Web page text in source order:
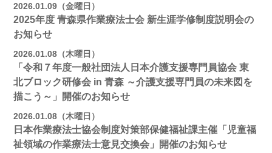
2026.01.09（金曜日）
2025年度 青森県作業療法士会 新生涯学修制度説明会の
お知らせ
2026.01.08（木曜日）
「令和７年度一般社団法人日本介護支援専門員協会 東
北ブロック研修会 in 青森 ～介護支援専門員の未来図を
描こう～」開催のお知らせ
2026.01.08（木曜日）
日本作業療法士協会制度対策部保健福祉課主催「児童福
祉領域の作業療法士意見交換会」開催のお知らせ